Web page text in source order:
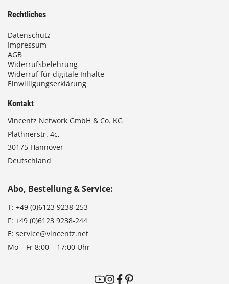
Rechtliches
Datenschutz
Impressum
AGB
Widerrufsbelehrung
Widerruf für digitale Inhalte
Einwilligungserklärung
Kontakt
Vincentz Network GmbH & Co. KG
Plathnerstr. 4c,
30175 Hannover
Deutschland
Abo, Bestellung & Service:
T: +49 (0)6123 9238-253
F: +49 (0)6123 9238-244
E: service@vincentz.net
Mo – Fr 8:00 – 17:00 Uhr